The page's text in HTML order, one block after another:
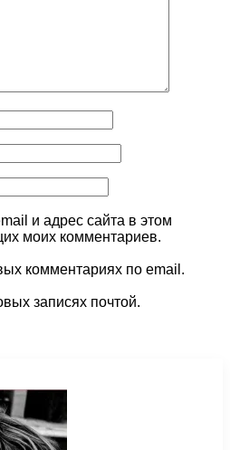
и адрес сайта в этом
моих комментариев.
комментариях по email.
записях почтой.